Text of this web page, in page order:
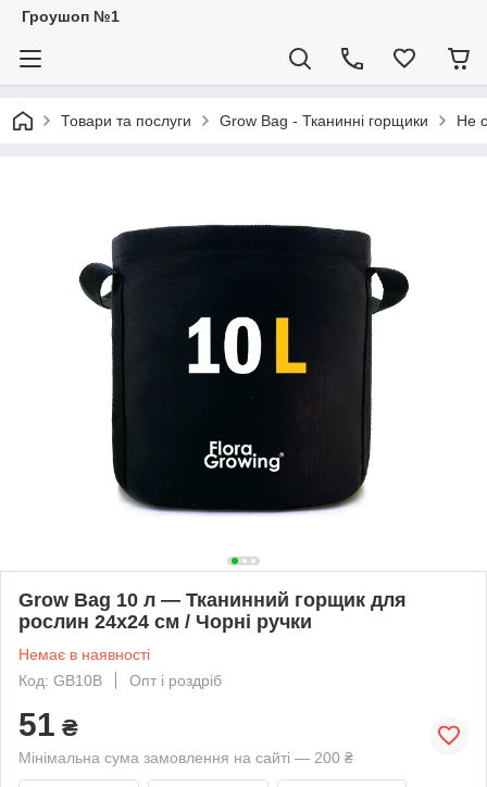
Гроушоп №1
Товари та послуги Grow Bag - Тканинні горщики Не
Grow Bag 10 л — Тканинний горщик для
рослин 24х24 см / Чорні ручки
Немає в наявності
Код: GB10B
Опт і роздріб
51 ₴
Мінімальна сума замовлення на сайті — 200 ₴